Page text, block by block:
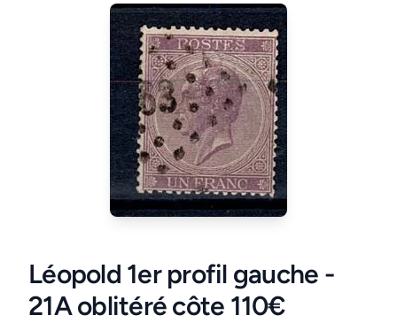
Léopold 1er profil gauche -
21A oblitéré côte 110€